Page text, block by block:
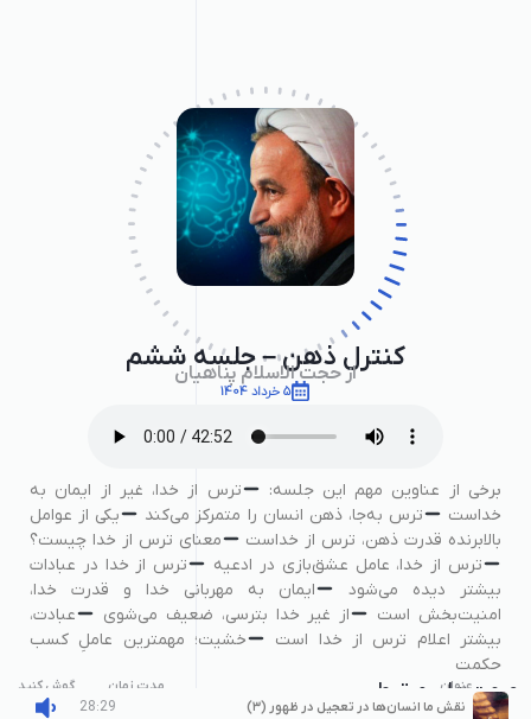
کنترل ذهن – جلسه ششم
از حجت الاسلام پناهیان
5 خرداد 1404
برخی از عناوین مهم این جلسه:
ترس از خدا، غیر از ایمان به
خداست
ترس به‌جا، ذهن انسان را متمرکز می‌کند
یکی از عوامل
بالابرنده قدرت ذهن، ترس از خداست
معنای ترس از خدا چیست؟
ترس از خدا، عامل عشق‌بازی در ادعیه
ترس از خدا در عبادات
بیشتر دیده می‌شود
ایمان به مهربانی خدا و قدرت خدا،
امنیت‌بخش است
از غیر خدا بترسی، ضعیف می‌شوی
عبادت،
بیشتر اعلام ترس از خدا است
خشیت؛ مهمترین عاملِ کسب
حکمت
صوت‌های مرتبط
عنوان مدت زمان
گوش کنید
نقش ما انسان‌ها در تعجیل در ظهور (۳)
28:29